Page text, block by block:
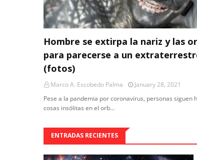
Hombre se extirpa la nariz y las
para parecerse a un
(fotos)
Marco A. Escobedo Palma
January 28, 2021
Pese a la pandemia por coronavirus, personas siguen
cosas insólitas en el orb…
ENTRADAS RECIENTES